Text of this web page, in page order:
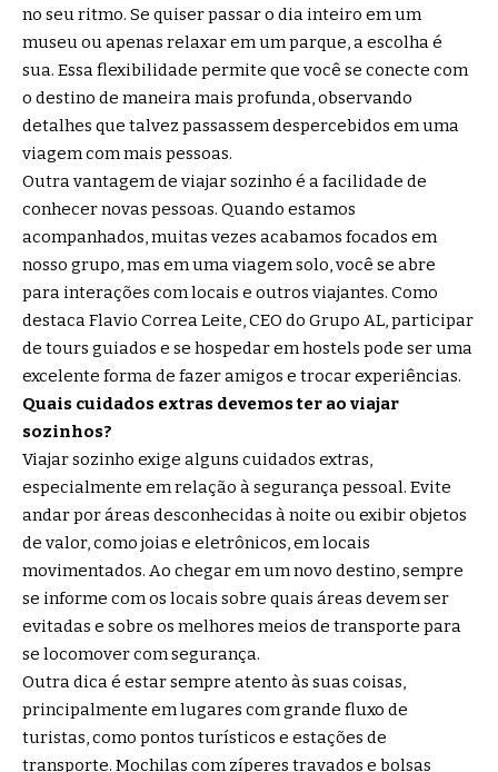
no seu ritmo. Se quiser passar o dia inteiro em um
museu ou apenas relaxar em um parque, a escolha é
sua. Essa flexibilidade permite que você se conecte com
o destino de maneira mais profunda, observando
detalhes que talvez passassem despercebidos em uma
viagem com mais pessoas.
Outra vantagem de viajar sozinho é a facilidade de
conhecer novas pessoas. Quando estamos
acompanhados, muitas vezes acabamos focados em
nosso grupo, mas em uma viagem solo, você se abre
para interações com locais e outros viajantes. Como
destaca Flavio Correa Leite, CEO do Grupo AL, participar
de tours guiados e se hospedar em hostels pode ser uma
excelente forma de fazer amigos e trocar experiências.
Quais cuidados extras devemos ter ao viajar
sozinhos?
Viajar sozinho exige alguns cuidados extras,
especialmente em relação à segurança pessoal. Evite
andar por áreas desconhecidas à noite ou exibir objetos
de valor, como joias e eletrônicos, em locais
movimentados. Ao chegar em um novo destino, sempre
se informe com os locais sobre quais áreas devem ser
evitadas e sobre os melhores meios de transporte para
se locomover com segurança.
Outra dica é estar sempre atento às suas coisas,
principalmente em lugares com grande fluxo de
turistas, como pontos turísticos e estações de
transporte. Mochilas com zíperes travados e bolsas